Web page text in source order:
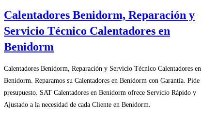
Calentadores Benidorm, Reparación y
Servicio Técnico Calentadores en
Benidorm
Calentadores Benidorm, Reparación y Servicio Técnico Calentadores en
Benidorm. Reparamos su Calentadores en Benidorm con Garantía. Pide
presupuesto. SAT Calentadores en Benidorm ofrece Servicio Rápido y
Ajustado a la necesidad de cada Cliente en Benidorm.